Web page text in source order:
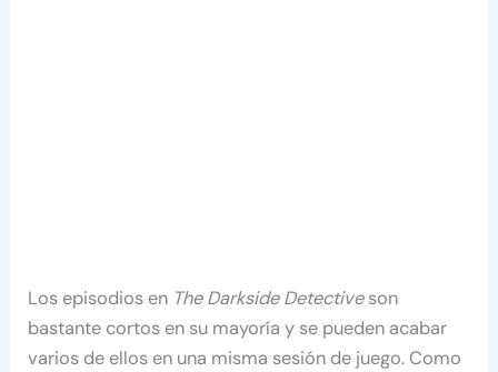
Los episodios en The Darkside Detectiveson
bastante cortos en su mayoría y se pueden acabar
varios de ellos en una misma sesión de juego. Como